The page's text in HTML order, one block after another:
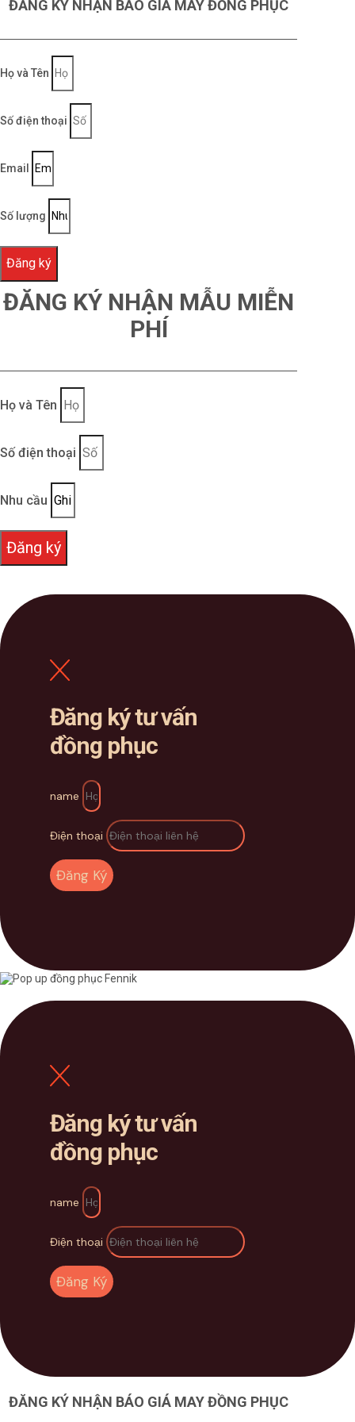
Đội ngũ tư vấn nhiệt tình, nhiều kinh nghiệm
trong ngành may mặc, sẵn sàng hỗ trợ quý
khách 24/7
ĐĂNG KÝ NHẬN BÁO GIÁ MAY ĐỒNG PHỤC
Họ và Tên
Số điện thoại
Email
Số lượng
Đăng ký
ĐĂNG KÝ NHẬN MẪU MIỄN
PHÍ
Họ và Tên
Số điện thoại
Nhu cầu
Đăng ký
Đăng ký tư vấn
đồng phục
name
Điện thoại
Đăng Ký
Đăng ký tư vấn
đồng phục
name
Điện thoại
Đăng Ký
ĐĂNG KÝ NHẬN BÁO GIÁ MAY ĐỒNG PHỤC